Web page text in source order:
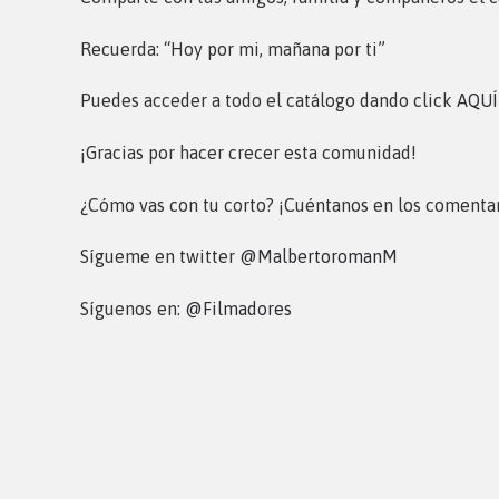
Recuerda: “Hoy por mi, mañana por ti”
Puedes acceder a todo el catálogo dando click AQUÍ
¡Gracias por hacer crecer esta comunidad!
¿Cómo vas con tu corto? ¡Cuéntanos en los
Sígueme en twitter @MalbertoromanM
Síguenos en: @Filmadores